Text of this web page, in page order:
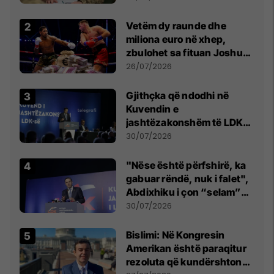
Vetëm dy raunde dhe
miliona euro në xhep,
zbulohet sa fituan Joshua
e Prenga
26/07/2026
Gjithçka që ndodhi në
Kuvendin e
jashtëzakonshëm të LDK-
së
30/07/2026
"Nëse është përfshirë, ka
gabuar rëndë, nuk i falet",
Abdixhiku i çon “selam”
Përparim Ramës
30/07/2026
Bislimi: Në Kongresin
Amerikan është paraqitur
rezoluta që kundërshton